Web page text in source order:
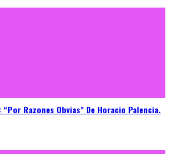
Razones Obvias” De Horacio Palencia.